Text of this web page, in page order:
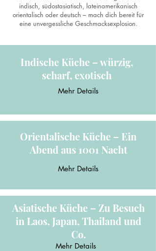
indisch, südostasiatisch, lateinamerikanisch
orientalisch oder deutsch – mach dich bereit für
eine unvergessliche Geschmacksexplosion.
Indische Küche – würzig,
scharf, exotisch
Mehr Details
Orientalische Küche – Ein
Abend aus 1001 Nacht
Mehr Details
Asiatische Küche – Zu Besuch
in Laos, Japan, Thailand und
Co.
Mehr Details